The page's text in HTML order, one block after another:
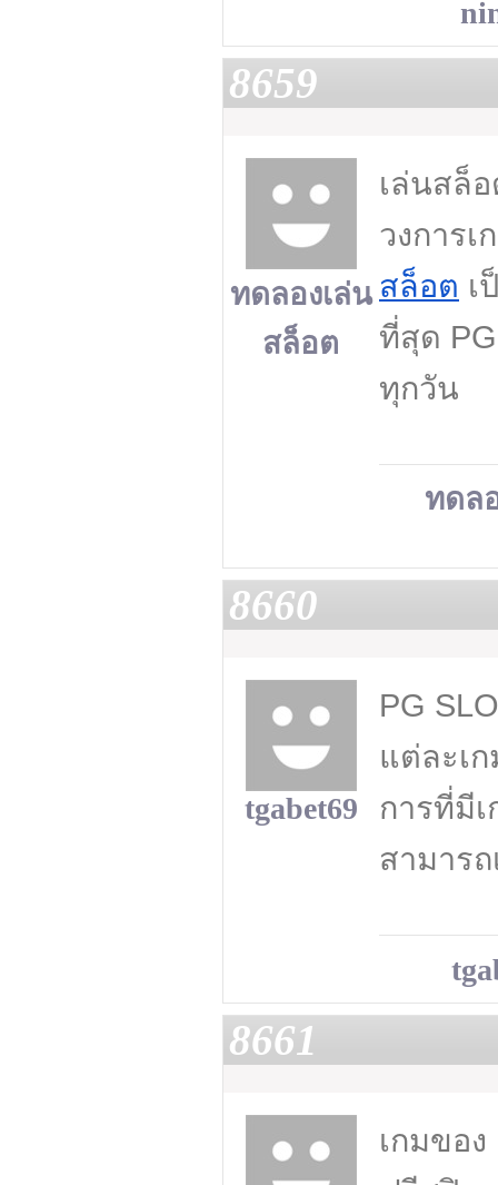
8659
ทดลองเล่น
สล็อต
เล่นสล็
วงการ
สล็อต เ
ที่สุด
ทุกวัน
ทดล
8660
tgabet69
PG
แต่ละเ
การที่มี
สามาร
8661
เกมขอ